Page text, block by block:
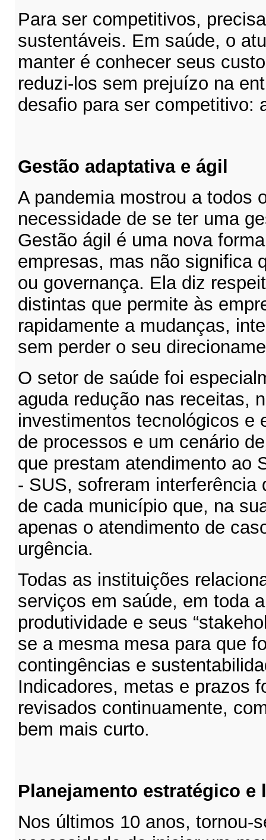
Para ser competitivos,
sustentáveis. Em saúde, o
manter é conhecer seus
reduzi-los sem prejuízo na
desafio para ser competitivo:
Gestão adaptativa e ágil
A pandemia mostrou a todos
necessidade de se ter uma
Gestão ágil é uma nova
empresas, mas não significa
ou governança. Ela diz
distintas que permite às
rapidamente a mudanças,
sem perder o seu
O setor de saúde foi
aguda redução nas receitas,
investimentos tecnológicos e
de processos e um cenário
que prestam atendimento ao
- SUS, sofreram interferência
de cada município que, na
apenas o atendimento de
urgência.
Todas as instituições
serviços em saúde, em toda
produtividade e seus
se a mesma mesa para que
contingências e
Indicadores, metas e prazos
revisados continuamente,
bem mais curto.
Planejamento estratégico e
Nos últimos 10 anos, tornou-